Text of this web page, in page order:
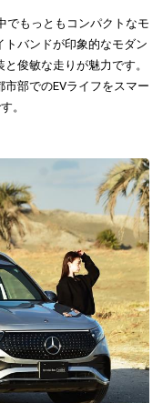
でもっともコンパクトなモ
トバンドが印象的なモダン
俊敏な走りが魅力です。
部でのEVライフをスマー
。